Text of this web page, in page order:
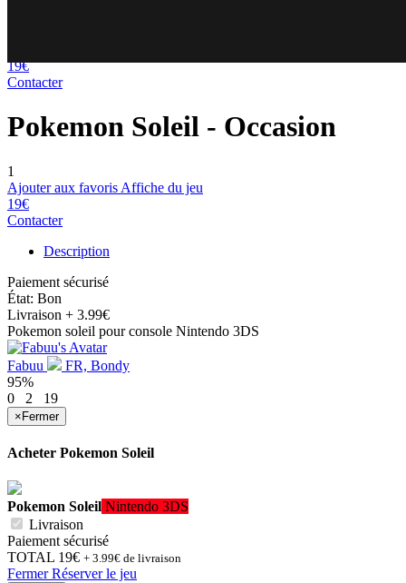
19€
Contacter
Pokemon Soleil - Occasion
1
Ajouter aux favoris Affiche du jeu
19€
Contacter
Description
Paiement sécurisé
État: Bon
Livraison + 3.99€
Pokemon soleil pour console Nintendo 3DS
Fabuu
FR, Bondy
95%
0
2 19
× Fermer
Acheter Pokemon Soleil
Pokemon Soleil Nintendo 3DS
Livraison
Paiement sécurisé
TOTAL 19€ + 3.99€ de livraison
FermerRéserver le jeu